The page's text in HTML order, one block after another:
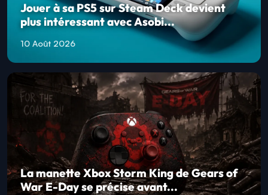
Jouer à sa PS5 sur Steam Deck devient
plus intéressant avec Asobi...
10 Août 2026
La manette Xbox Storm King de Gears of
War E-Day se précise avant...